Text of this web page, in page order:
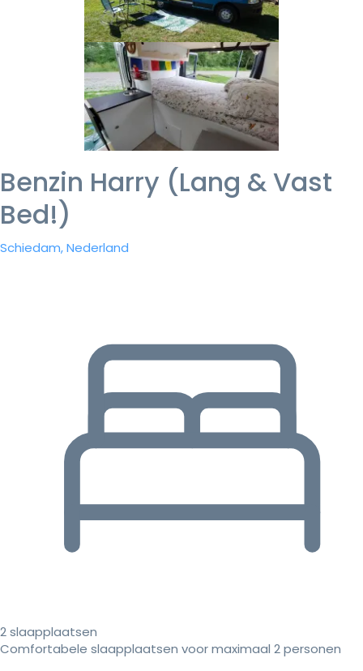
Benzin Harry (Lang & Vast
Bed!)
Schiedam, Nederland
2 slaapplaatsen
Comfortabele slaapplaatsen voor maximaal 2 personen